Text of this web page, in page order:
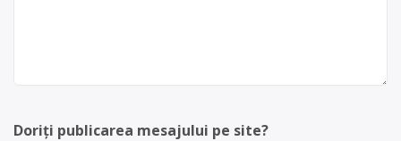
Doriți publicarea mesajului pe site?